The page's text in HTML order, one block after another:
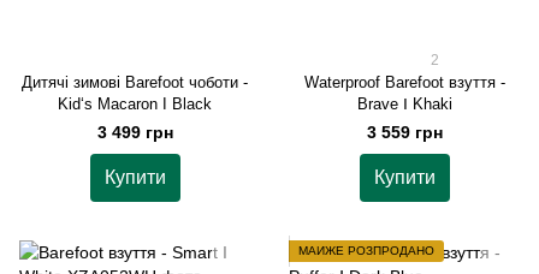
Дитячі зимові Barefoot чоботи -
Kid‘s Macaron I Black
3 499 грн
Купити
2
Waterproof Barefoot взуття -
Brave Ⅰ Khaki
3 559 грн
Купити
МАЙЖЕ РОЗПРОДАНО